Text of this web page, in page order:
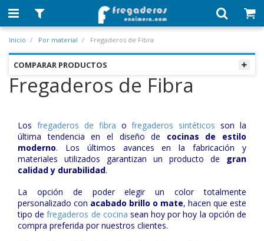
Inicio Por material Fregaderos de Fibra
COMPARAR PRODUCTOS
Fregaderos de Fibra
Los fregaderos de fibra ofregaderos sintéticos son la
última tendencia en el diseño de cocinas de estilo
moderno. Los últimos avances en la fabricación y
materiales utilizados garantizan un producto de gran
calidad y durabilidad.
La opción de poder elegir un color totalmente
personalizado con acabado brillo o mate, hacen que este
tipo defregaderos de cocina sean hoy por hoy la opción de
compra preferida por nuestros clientes.